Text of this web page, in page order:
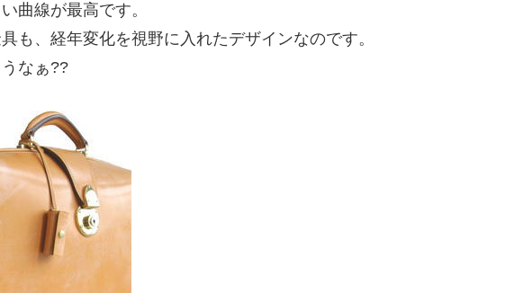
曲線が最高です。
も、経年変化を視野に入れたデザインなのです。
なぁ??